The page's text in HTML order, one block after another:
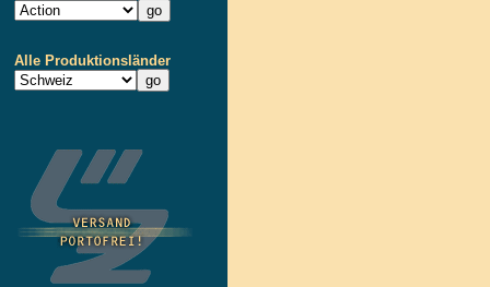
Alle Produktionsländer